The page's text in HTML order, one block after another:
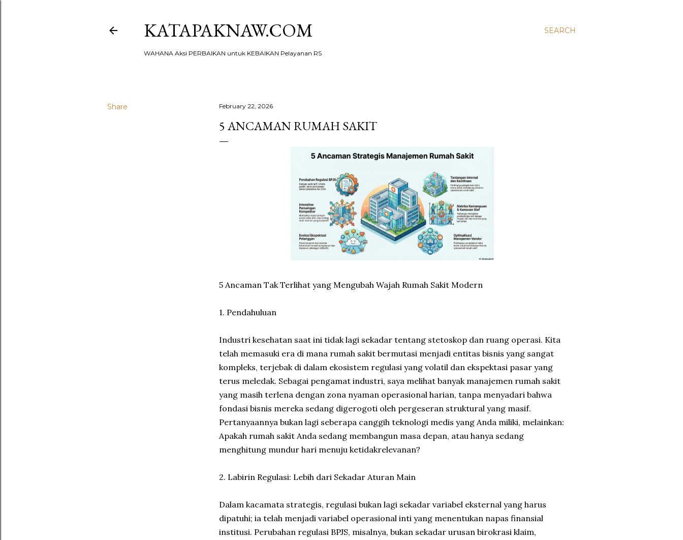
SEARCH
KATAPAKNAW.COM
WAHANA Aksi PERBAIKAN untuk KEBAIKAN Pelayanan RS
Share February 22, 2026
5 ANCAMAN RUMAH SAKIT
5 Ancaman Tak Terlihat yang Mengubah Wajah Rumah Sakit Modern
1. Pendahuluan
Industri kesehatan saat ini tidak lagi sekadar tentang stetoskop dan ruang operasi. Kita
telah memasuki era di mana rumah sakit bermutasi menjadi entitas bisnis yang sangat
kompleks, terjebak di dalam ekosistem regulasi yang volatil dan ekspektasi pasar yang
terus meledak. Sebagai pengamat industri, saya melihat banyak manajemen rumah sakit
yang masih terlena dengan zona nyaman operasional harian, tanpa menyadari bahwa
fondasi bisnis mereka sedang digerogoti oleh pergeseran struktural yang masif.
Pertanyaannya bukan lagi seberapa canggih teknologi medis yang Anda miliki, melainkan:
Apakah rumah sakit Anda sedang membangun masa depan, atau hanya sedang
menghitung mundur hari menuju ketidakrelevanan?
2. Labirin Regulasi: Lebih dari Sekadar Aturan Main
Dalam kacamata strategis, regulasi bukan lagi sekadar variabel eksternal yang harus
dipatuhi; ia telah menjadi variabel operasional inti yang menentukan napas finansial
institusi. Perubahan regulasi BPJS, misalnya, bukan sekadar urusan birokrasi klaim,